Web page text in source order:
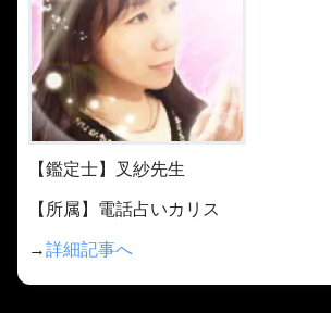
【鑑定士】叉紗先生
【所属】電話占いカリス
→詳細記事へ